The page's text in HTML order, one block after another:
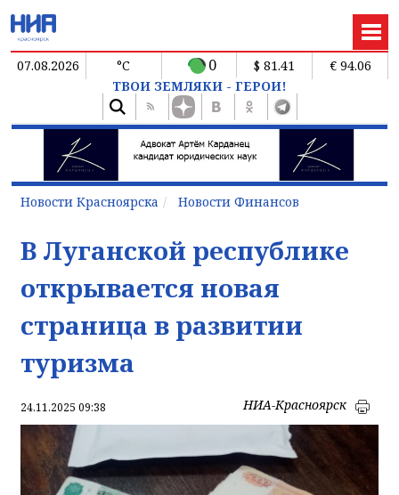
07.08.2026 °C 0 $ 81.41
€ 94.06
ТВОИ ЗЕМЛЯКИ - ГЕРОИ!
Новости Красноярска Новости Финансов
В Луганской республике
открывается новая
страница в развитии
туризма
24.11.2025 09:38 НИА-Красноярск